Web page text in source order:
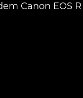
Canon EOS